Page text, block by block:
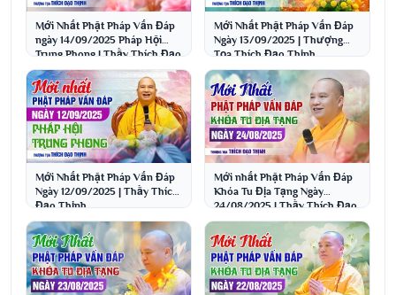
Mới Nhất Phật Pháp Vấn Đáp
ngày 14/09/2025 Pháp Hội
Trung Phong | Thầy Thích Đạo
Thịnh
Mới Nhất Phật Pháp Vấn Đáp
Ngày 13/09/2025 | Thượng
Tọa Thích Đạo Thịnh
Mới Nhất Phật Pháp Vấn Đáp
Ngày 12/09/2025 | Thầy Thích
Đạo Thịnh
Mới nhất Phật Pháp Vấn Đáp
Khóa Tu Địa Tạng Ngày
24/08/2025 | Thầy Thích Đạo
Thịnh